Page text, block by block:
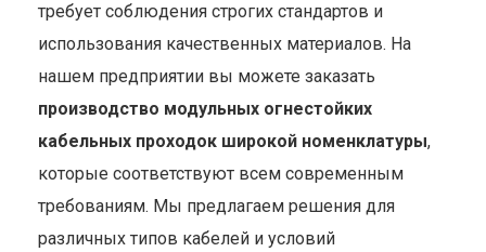
требует соблюдения строгих стандартов и
использования качественных материалов. На
нашем предприятии вы можете заказать
производство модульных огнестойких
кабельных проходок широкой номенклатуры,
которые соответствуют всем современным
требованиям. Мы предлагаем решения для
различных типов кабелей и условий